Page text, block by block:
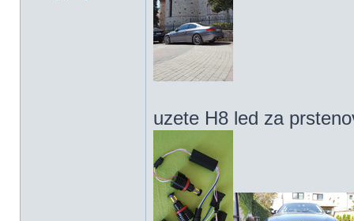
uzete H8 led za